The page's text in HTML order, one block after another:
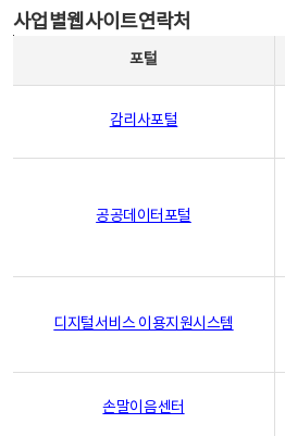
사업별웹사이트연락처
포털
감리사포털
공공데이터포털
디지털서비스 이용지원시스템
손말이음센터